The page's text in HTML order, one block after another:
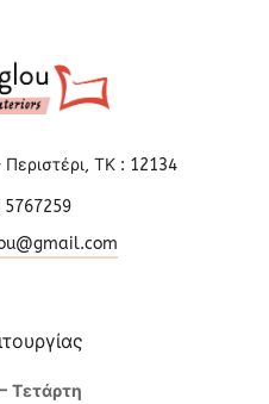
ΤΚ : 12134
5767259
Τετάρτη